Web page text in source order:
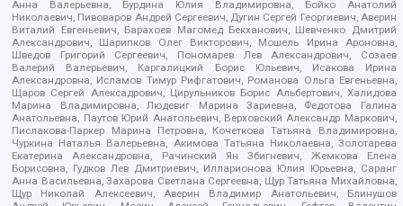
Анна Валерьевна, Бурдина Юлия Владимировна, Бойко Анатолий
Николаевич, Пивоваров Андрей Сергеевич, Дугин Сергей Георгиевич, Аверин
Виталий Евгеньевич, Барахоев Магомед Бекханович, Шевченко Дмитрий
Александрович, Шарипков Олег Викторович, Мошель Ирина Ароновна,
Шведов Григорий Сергеевич, Пономарев Лев Александрович, Созаев
Валерий Валерьевич, Каргалицкий Борис Юльевич, Исакова Ирина
Александровна, Исламов Тимур Рифгатович, Романова Ольга Евгеньевна,
Щаров Сергей Алексадрович, Цирульников Борис Альбертович, Халидова
Марина Владимировна, Людевиг Марина Зариевна, Федотова Галина
Анатольевна, Паутов Юрий Анатольевич, Верховский Александр Маркович,
Пислакова-Паркер Марина Петровна, Кочеткова Татьяна Владимировна,
Чуркина Наталья Валерьевна, Акимова Татьяна Николаевна, Золотарева
Екатерина Александровна, Рачинский Ян Збигневич, Жемкова Елена
Борисовна, Гудков Лев Дмитриевич, Илларионова Юлия Юрьевна, Саранг
Анна Васильевна, Захарова Светлана Сергеевна, Щур Татьяна Михайловна,
Щур Николай Алексеевич, Аверин Владимир Анатольевич, Блинушов